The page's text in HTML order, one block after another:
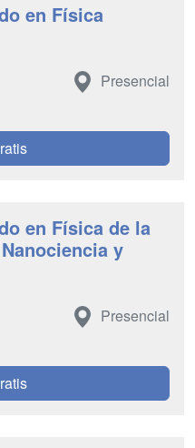
en Física
Presencial
en Física de la
y
Presencial